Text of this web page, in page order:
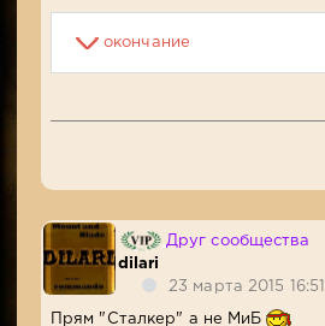
окончание
Друг сообщества
dilari
23 марта 2015 16:51
Прям "Сталкер" а не МиБ